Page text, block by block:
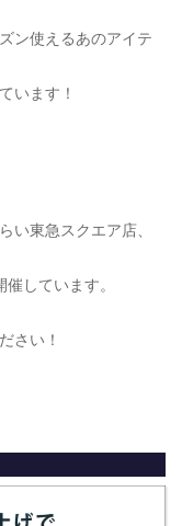
ン使えるあのアイテ
います！
い東急スクエア店、
しています。
さい！